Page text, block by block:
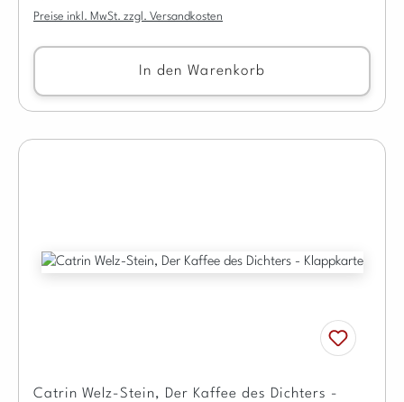
Preise inkl. MwSt. zzgl. Versandkosten
In den Warenkorb
Catrin Welz-Stein, Der Kaffee des Dichters -